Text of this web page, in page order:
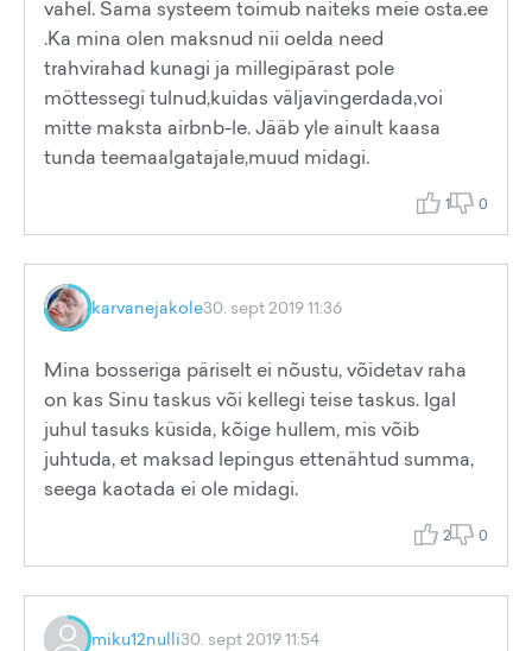
vahel. Sama systeem toimub naiteks meie osta.ee
.Ka mina olen maksnud nii oelda need
trahvirahad kunagi ja millegipärast pole
möttessegi tulnud,kuidas väljavingerdada,voi
mitte maksta airbnb-le. Jääb yle ainult kaasa
tunda teemaalgatajale,muud midagi.
1 0
karvanejakole30. sept 2019 11:36
Mina bosseriga päriselt ei nõustu, võidetav raha
on kas Sinu taskus või kellegi teise taskus. Igal
juhul tasuks küsida, kõige hullem, mis võib
juhtuda, et maksad lepingus ettenähtud summa,
seega kaotada ei ole midagi.
2 0
miku12nulli30. sept 2019 11:54